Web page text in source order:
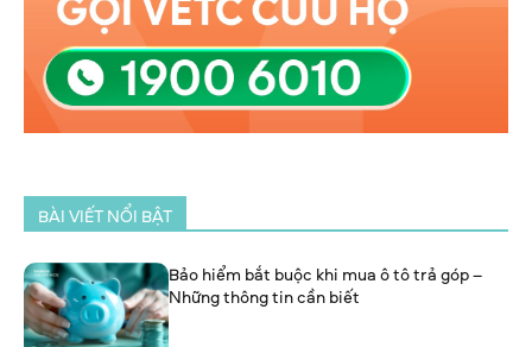
BÀI VIẾT NỔI BẬT
Bảo hiểm bắt buộc khi mua ô tô trả góp –
Những thông tin cần biết